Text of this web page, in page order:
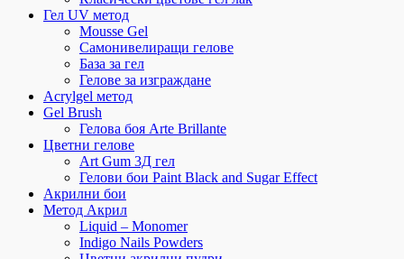
Гел UV метод
Mousse Gel
Самонивелиращи гелове
База за гел
Гелове за изграждане
Acrylgel метод
Gel Brush
Гелова боя Arte Brillante
Цветни гелове
Art Gum 3Д гел
Гелови бои Paint Black and Sugar Effect
Акрилни бои
Метод Акрил
Liquid – Monomer
Indigo Nails Powders